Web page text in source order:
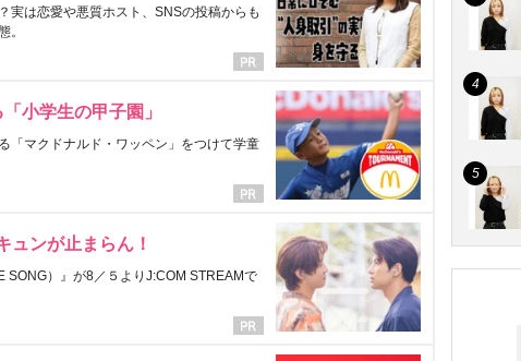
実は恋愛や悪質ホスト、SNSの投稿からも
。
小学生の甲子園」
「マクドナルド・ワッペン」をつけて学童
ュンが止まらん！
SONG）』が8／５よりJ:COM STREAMで